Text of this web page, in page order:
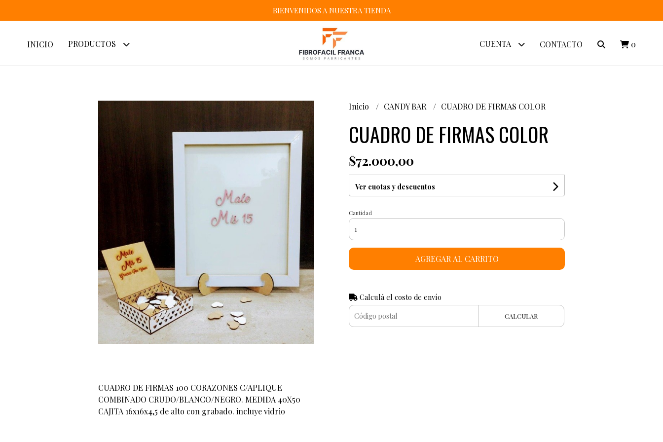
BIENVENIDOS A NUESTRA TIENDA
INICIO PRODUCTOS CUENTA CONTACTO 0
CUADRO DE FIRMAS 100 CORAZONES C/APLIQUE
COMBINADO CRUDO/BLANCO/NEGRO. MEDIDA 40X50
CAJITA 16x16x4,5 de alto con grabado. incluye vidrio
Inicio CANDY BAR CUADRO DE FIRMAS COLOR
CUADRO DE FIRMAS COLOR
$72.000,00
Ver cuotas y descuentos
Cantidad
AGREGAR AL CARRITO
Calculá el costo de envío
CALCULAR